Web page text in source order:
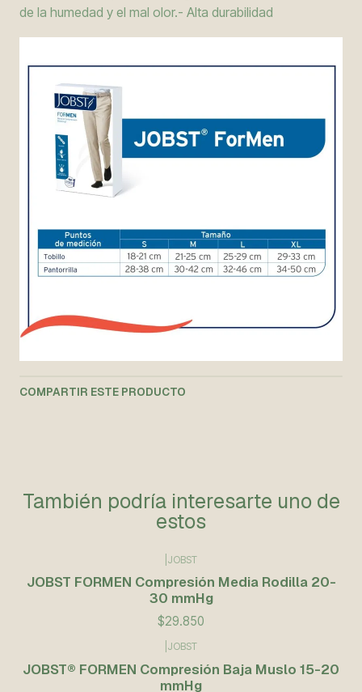
de la humedad y el mal olor.- Alta durabilidad
COMPARTIR ESTE PRODUCTO
También podría interesarte uno de
estos
JOBST
JOBST FORMEN Compresión Media Rodilla 20-
30 mmHg
$29.850
JOBST
JOBST® FORMEN Compresión Baja Muslo 15-20
mmHg